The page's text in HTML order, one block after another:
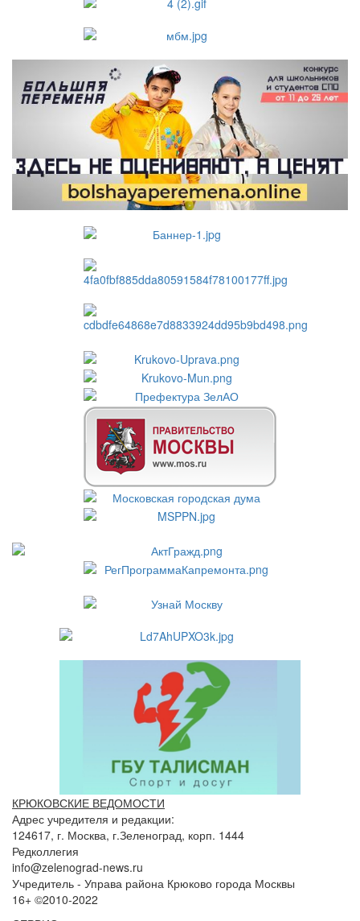
КРЮКОВСКИЕ ВЕДОМОСТИ
Адрес учредителя и редакции:
124617, г. Москва, г.Зеленоград, корп. 1444
Редколлегия
info@zelenograd-news.ru
Учредитель - Управа района Крюково города Москвы
16+ ©2010-2022